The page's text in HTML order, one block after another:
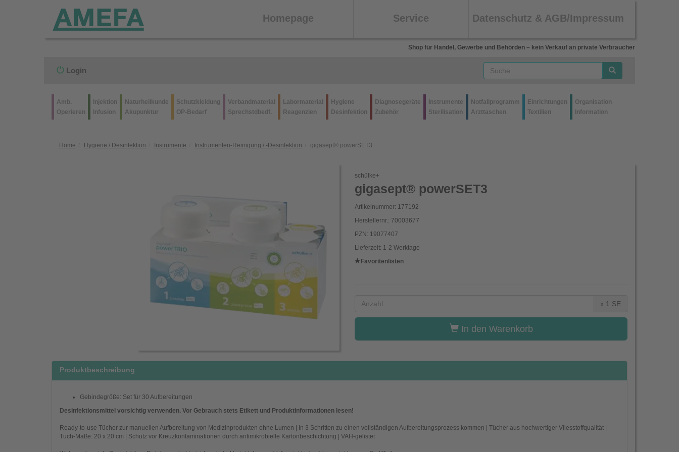
Homepage Service Datenschutz & AGB/Impressum
Shop für Handel, Gewerbe und Behörden – kein Verkauf an private Verbraucher
Login
Amb.
Operieren
Injektion
Infusion
Naturheilkunde
Akupunktur
Schutzkleidung
OP-Bedarf
Verbandmaterial
Sprechstdbedf.
Labormaterial
Reagenzien
Hygiene
Desinfektion
Diagnosegeräte
Zubehör
Instrumente
Sterilisation
Notfallprogramm
Arzttaschen
Einrichtungen
Textilien
Organisation
Information
Home Hygiene / Desinfektion Instrumente Instrumenten-Reinigung / -Desinfektion gigasept® powerSET3
schülke+
gigasept® powerSET3
Artikelnummer: 177192
Herstellernr.: 70003677
PZN: 19077407
Lieferzeit: 1-2 Werktage
Favoritenlisten
x 1 SE
In den Warenkorb
Produktbeschreibung
Gebindegröße: Set für 30 Aufbereitungen
Desinfektionsmittel vorsichtig verwenden. Vor Gebrauch stets Etikett und Produktinformationen lesen!
Ready-to-use Tücher zur manuellen Aufbereitung von Medizinprodukten ohne Lumen | In 3 Schritten zu einen vollständigen Aufbereitungsprozess kommen | Tücher aus hochwertiger Vliesstoffqualität |
Tuch-Maße: 20 x 20 cm | Schutz vor Kreuzkontaminationen durch antimikrobielle Kartonbeschichtung | VAH-gelistet